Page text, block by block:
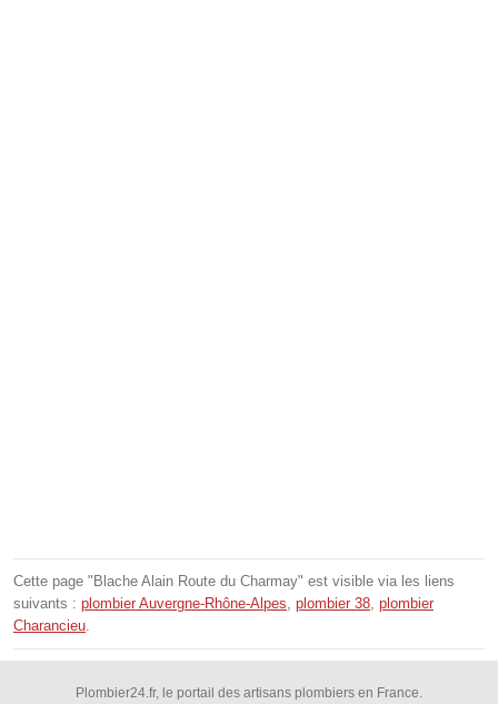
Cette page "Blache Alain Route du Charmay" est visible via les liens
suivants : plombier Auvergne-Rhône-Alpes, plombier 38, plombier
Charancieu.
Plombier24.fr, le portail des artisans plombiers en France.